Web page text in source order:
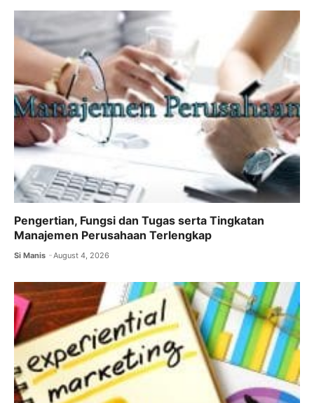
Pengertian, Fungsi dan Tugas serta Tingkatan
Manajemen Perusahaan Terlengkap
Si Manis August 4, 2026